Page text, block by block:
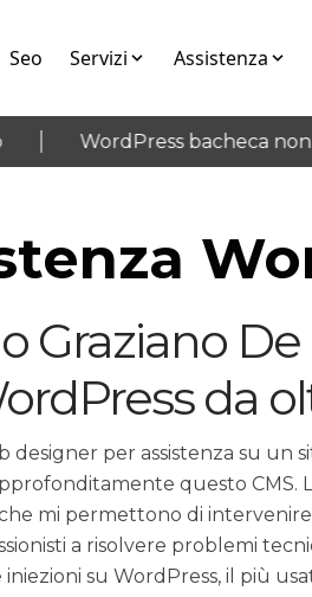
Seo Servizi Assistenza
WordPress bacheca non
Graziano
da
designer per assistenza su un
questo CMS.
mi permettono di
a risolvere problemi
su WordPress, il più